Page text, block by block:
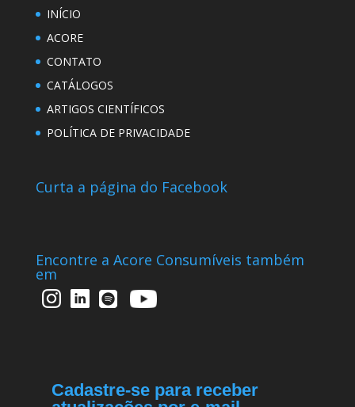
INÍCIO
ACORE
CONTATO
CATÁLOGOS
ARTIGOS CIENTÍFICOS
POLÍTICA DE PRIVACIDADE
Curta a página do Facebook
Encontre a Acore Consumíveis também
em
Cadastre-se para receber